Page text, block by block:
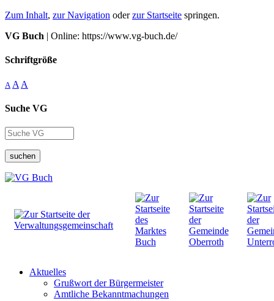
Zum Inhalt, zur Navigation oderzur Startseite springen.
VG Buch | Online: https://www.vg-buch.de/
Schriftgröße
A A A
Suche VG
suchen
Aktuelles
Grußwort der Bürgermeister
Amtliche Bekanntmachungen